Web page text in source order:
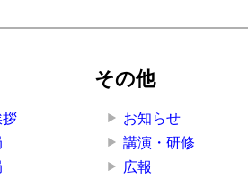
拶
その他
お知らせ
講演・研修
広報